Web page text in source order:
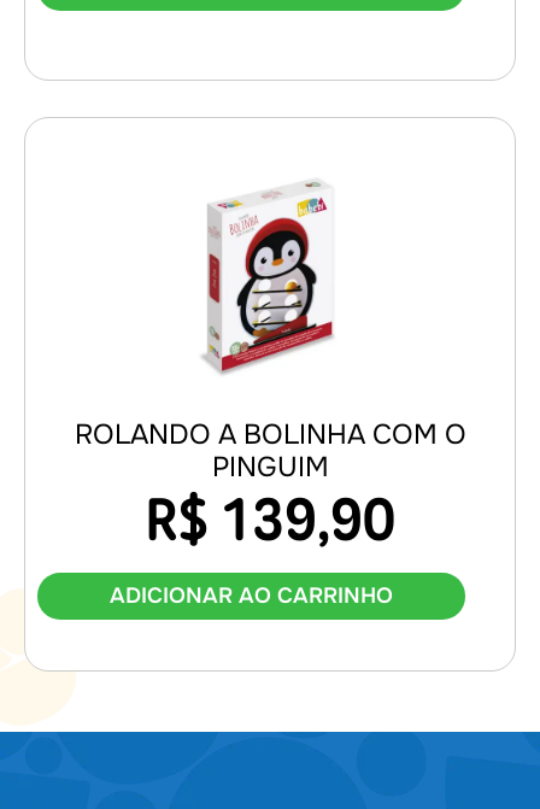
ROLANDO A BOLINHA COM O
PINGUIM
R$ 139,90
ADICIONAR AO CARRINHO